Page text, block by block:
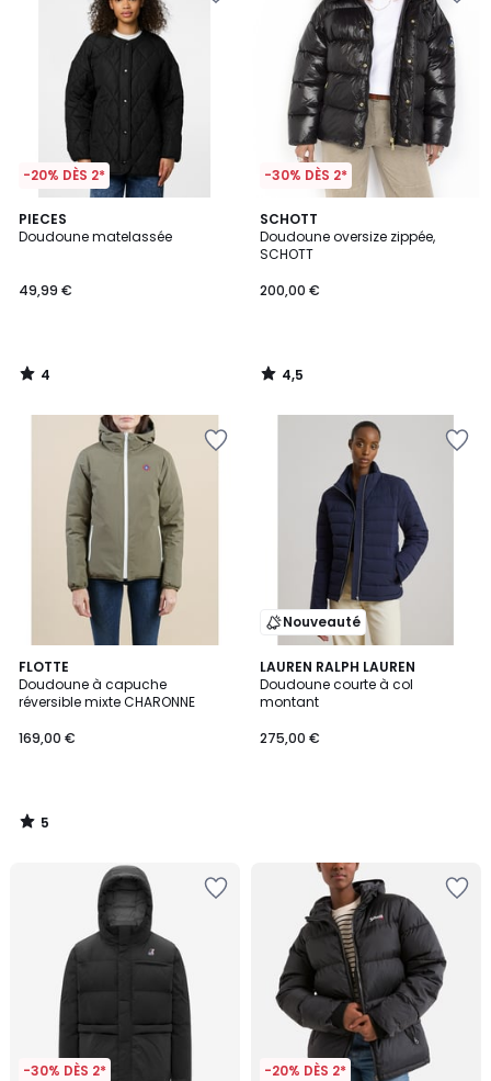
-20% DÈS 2*
PIECES
Doudoune matelassée
49,99 €
4
/
4
/
-30% DÈS 2*
SCHOTT
Doudoune oversize zippée,
SCHOTT
200,00 €
4,5
/ 5
4,5
/
FLOTTE
Doudoune à capuche
réversible mixte CHARONNE
169,00 €
5
/
5
5
/
Nouveauté
LAUREN RALPH LAUREN
Doudoune courte à col
montant
275,00 €
-30% DÈS 2* -20% DÈS 2*